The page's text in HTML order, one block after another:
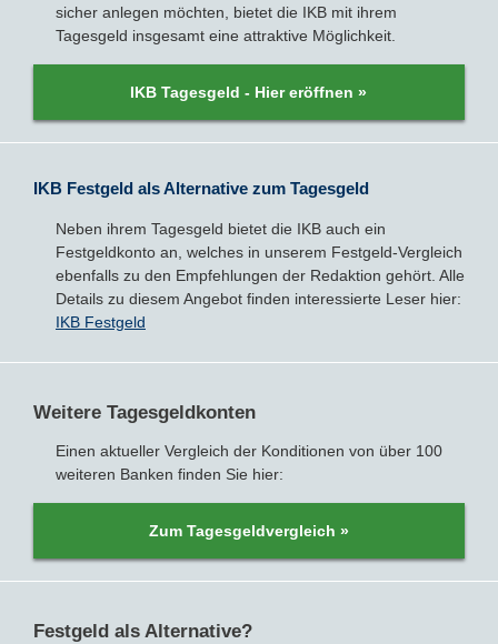
sicher anlegen möchten, bietet die IKB mit ihrem
Tagesgeld insgesamt eine attraktive Möglichkeit.
IKB Tagesgeld - Hier eröffnen »
IKB Festgeld als Alternative zum Tagesgeld
Neben ihrem Tagesgeld bietet die IKB auch ein
Festgeldkonto an, welches in unserem Festgeld-Vergleich
ebenfalls zu den Empfehlungen der Redaktion gehört. Alle
Details zu diesem Angebot finden interessierte Leser hier:
IKB Festgeld
Weitere Tagesgeldkonten
Einen aktueller Vergleich der Konditionen von über 100
weiteren Banken finden Sie hier:
Zum Tagesgeldvergleich »
Festgeld als Alternative?